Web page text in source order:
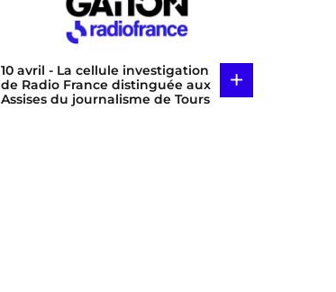
10 avril - La cellule investigation
de Radio France distinguée aux
Assises du journalisme de Tours
+